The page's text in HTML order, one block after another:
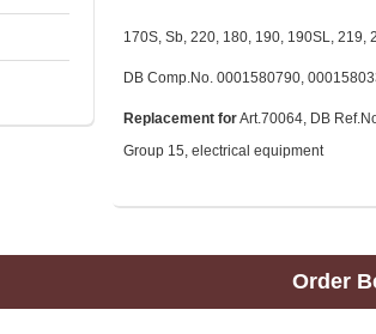
170S, Sb, 220, 180, 190, 190SL, 219,
DB Comp.No. 0001580790,
Replacement forArt.70064, DB
Group 15, electrical equipment
Order